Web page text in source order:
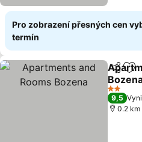
Pro zobrazení přesných cen
termín
Sdílet
2 Počet
9,5
0.2 km